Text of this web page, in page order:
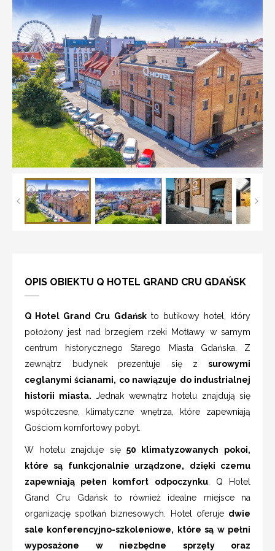
OPIS OBIEKTU Q HOTEL GRAND CRU GDAŃSK
Q Hotel Grand Cru Gdańskto butikowy hotel, który
położony jest nad brzegiem rzeki Motławy w samym
centrum historycznego Starego Miasta Gdańska. Z
zewnątrz budynek prezentuje się z surowymi
ceglanymi ścianami, co nawiązuje do industrialnej
historii miasta. Jednak wewnątrz hotelu znajdują się
współczesne, klimatyczne wnętrza, które zapewniają
Gościom komfortowy pobyt.
W hotelu znajduje się 50 klimatyzowanych pokoi,
które są funkcjonalnie urządzone, dzięki czemu
zapewniają pełen komfort odpoczynku. Q Hotel
Grand Cru Gdańsk to również idealne miejsce na
organizację spotkań biznesowych. Hotel oferuje dwie
sale konferencyjno-szkoleniowe, które są w pełni
wyposażone w niezbędne sprzęty oraz